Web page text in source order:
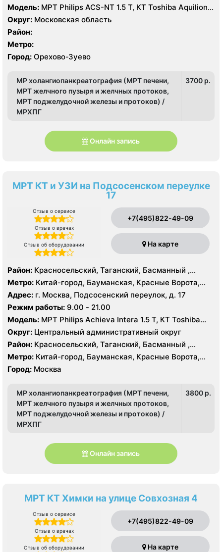
Модель: МРТ Philips ACS-NT 1.5 Т, КТ Toshiba Aquilion
64 среза, УЗИ
Округ: Московская область
Район:
Метро:
Город: Орехово-Зуево
МР холангиопанкреатография (МРТ печени,
МРТ желчного пузыря и желчных протоков,
МРТ поджелудочной железы и протоков) /
МРХПГ
3700 p.
Онлайн запись
МРТ КТ и УЗИ на Подсосенском переулке
17
Отзыв о сервисе
Отзыв о врачах
Отзыв об оборудовании
+7(495)822-49-09
На карте
Район: Красносельский, Таганский, Басманный ,
Тверской
Метро: Китай-город, Бауманская, Красные Ворота,
Кузнецкий мост, Курская, Лубянка, Площадь Ильича,
Сретенский бульвар, Таганская, Чкаловская
Адрес: г. Москва, Подсосенский переулок, д. 17
Режим работы: 9.00 - 21.00
Модель: МРТ Philips Achieva Intera 1.5 T, КТ Toshiba
Aquilion CXL 128 срезов, УЗИ
Округ: Центральный административный округ
Район: Красносельский, Таганский, Басманный ,
Тверской
Метро: Китай-город, Бауманская, Красные Ворота,
Кузнецкий мост, Курская, Лубянка, Площадь Ильича,
Сретенский бульвар, Таганская, Чкаловская
Город: Москва
МР холангиопанкреатография (МРТ печени,
МРТ желчного пузыря и желчных протоков,
МРТ поджелудочной железы и протоков) /
МРХПГ
3800 p.
Онлайн запись
МРТ КТ Химки на улице Совхозная 4
Отзыв о сервисе
Отзыв о врачах
Отзыв об оборудовании
+7(495)822-49-09
На карте